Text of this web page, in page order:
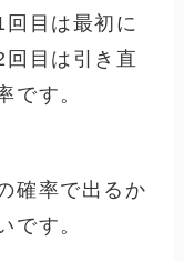
目は最初に
目は引き直
です。
確率で出るか
です。